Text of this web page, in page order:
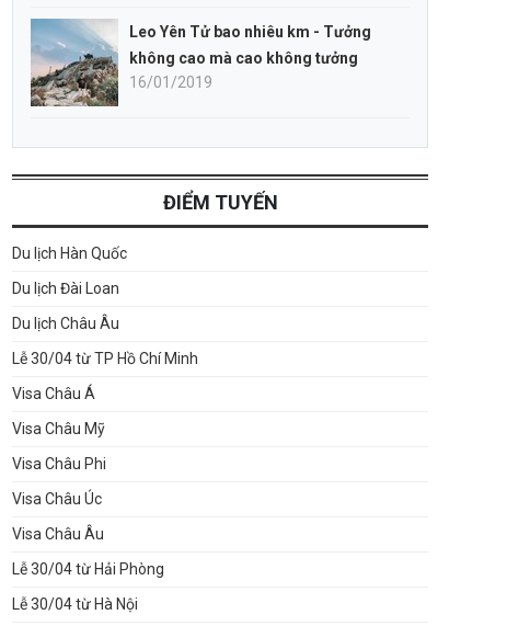
Leo Yên Tử bao nhiêu km - Tưởng
không cao mà cao không tưởng
16/01/2019
ĐIỂM TUYẾN
Du lịch Hàn Quốc
Du lịch Đài Loan
Du lịch Châu Âu
Lễ 30/04 từ TP Hồ Chí Minh
Visa Châu Á
Visa Châu Mỹ
Visa Châu Phi
Visa Châu Úc
Visa Châu Âu
Lễ 30/04 từ Hải Phòng
Lễ 30/04 từ Hà Nội